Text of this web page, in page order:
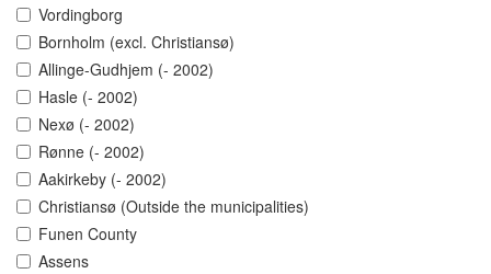
Vordingborg
Bornholm (excl. Christiansø)
Allinge-Gudhjem (- 2002)
Hasle (- 2002)
Nexø (- 2002)
Rønne (- 2002)
Aakirkeby (- 2002)
Christiansø (Outside the municipalities)
Funen County
Assens